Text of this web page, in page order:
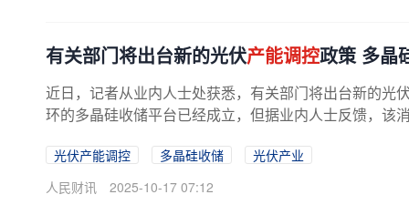
有关部门将出台新的光伏产能调控政策 多晶
近日，记者从业内人士处获悉，有关部门将出台新的光
环的多晶硅收储平台已经成立，但据业内人士反馈，该
光伏产能调控 多晶硅收储
光伏产业
人民财讯
2025-10-17 07:12